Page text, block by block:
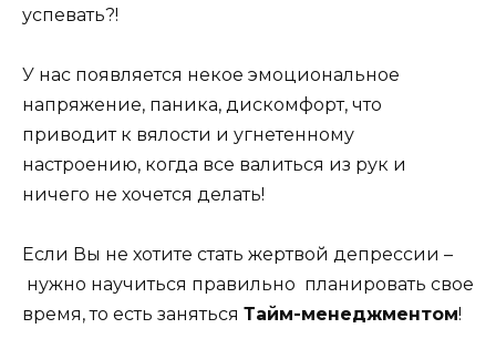
успевать?!
У нас появляется некое эмоциональное
напряжение, паника, дискомфорт, что
приводит к вялости и угнетенному
настроению, когда все валиться из рук и
ничего не хочется делать!
Если Вы не хотите стать жертвой депрессии –
нужно научиться правильно планировать свое
время, то есть заняться Тайм-менеджментом!